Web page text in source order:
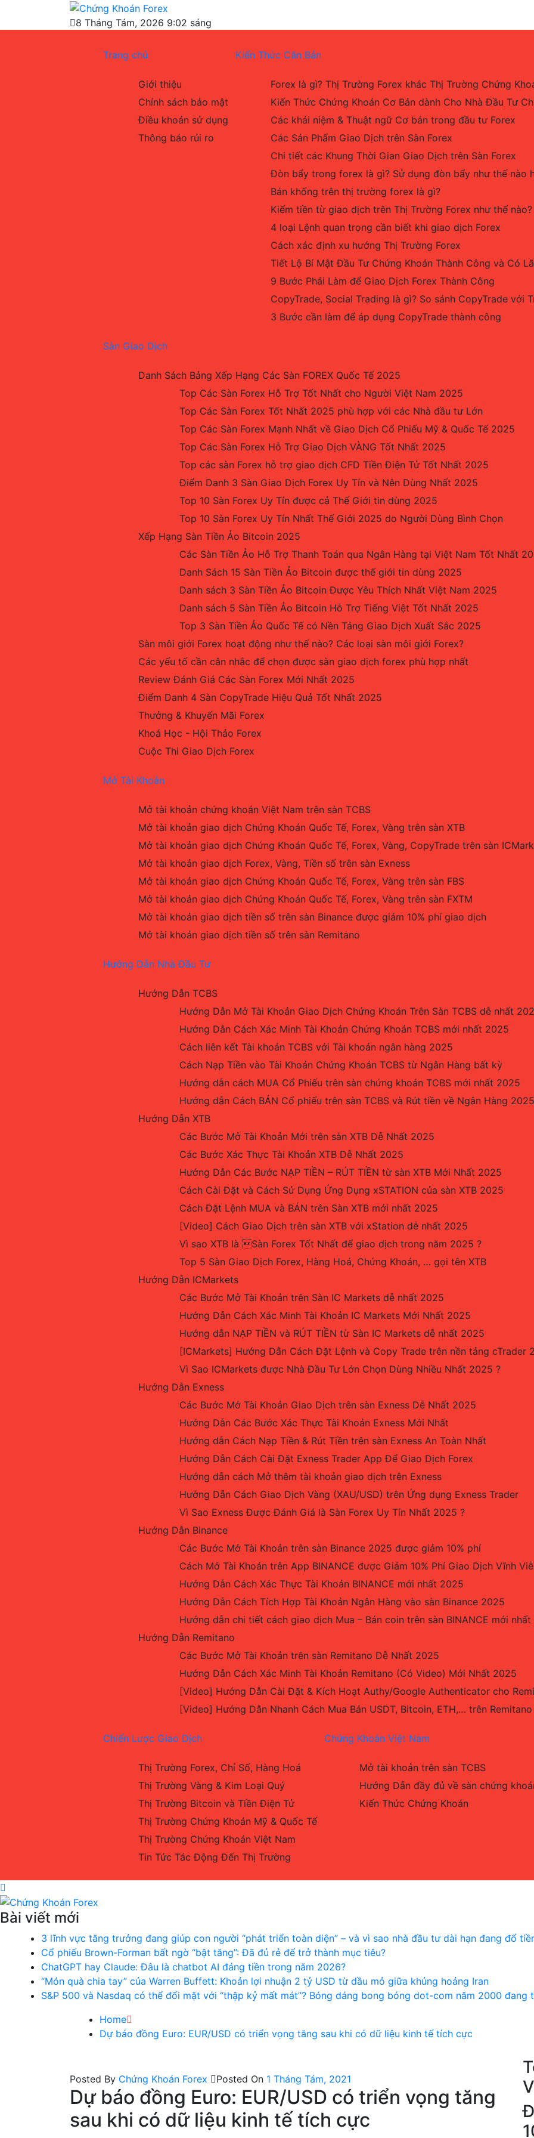
Chứng Khoán
Forex
Blog chia sẻ về Chứng Khoán và Forex
8 Tháng Tám, 2026 9:02 sáng
Trang chủ
Giới thiệu
Chính sách bảo mật
Điều khoản sử dụng
Thông báo rủi ro
Kiến Thức Căn Bản
Forex là gì? Thị Trường Forex khác Thị Trường Chứng
Kiến Thức Chứng Khoán Cơ Bản dành Cho Nhà Đầu Tư
Các khái niệm & Thuật ngữ Cơ bản trong đầu tư Forex
Các Sản Phẩm Giao Dịch trên Sàn Forex
Chi tiết các Khung Thời Gian Giao Dịch trên Sàn Forex
Đòn bẩy trong forex là gì? Sử dụng đòn bẩy như thế nào
Bán khống trên thị trường forex là gì?
Kiếm tiền từ giao dịch trên Thị Trường Forex như thế nào?
4 loại Lệnh quan trọng cần biết khi giao dịch Forex
Cách xác định xu hướng Thị Trường Forex
Tiết Lộ Bí Mật Đầu Tư Chứng Khoán Thành Công và Có
9 Bước Phải Làm để Giao Dịch Forex Thành Công
CopyTrade, Social Trading là gì? So sánh CopyTrade với
3 Bước cần làm để áp dụng CopyTrade thành công
Sàn Giao Dịch
Danh Sách Bảng Xếp Hạng Các Sàn FOREX Quốc Tế 2025
Top Các Sàn Forex Hỗ Trợ Tốt Nhất cho Người Việt Nam 2025
Top Các Sàn Forex Tốt Nhất 2025 phù hợp với các Nhà đầu tư Lớn
Top Các Sàn Forex Mạnh Nhất về Giao Dịch Cổ Phiếu Mỹ & Quốc Tế 2025
Top Các Sàn Forex Hỗ Trợ Giao Dịch VÀNG Tốt Nhất 2025
Top các sàn Forex hỗ trợ giao dịch CFD Tiền Điện Tử Tốt Nhất 2025
Điểm Danh 3 Sàn Giao Dịch Forex Uy Tín và Nên Dùng Nhất 2025
Top 10 Sàn Forex Uy Tín được cả Thế Giới tin dùng 2025
Top 10 Sàn Forex Uy Tín Nhất Thế Giới 2025 do Người Dùng Bình Chọn
Xếp Hạng Sàn Tiền Ảo Bitcoin 2025
Các Sàn Tiền Ảo Hỗ Trợ Thanh Toán qua Ngân Hàng tại Việt Nam Tốt Nhất
Danh Sách 15 Sàn Tiền Ảo Bitcoin được thế giới tin dùng 2025
Danh sách 3 Sàn Tiền Ảo Bitcoin Được Yêu Thích Nhất Việt Nam 2025
Danh sách 5 Sàn Tiền Ảo Bitcoin Hỗ Trợ Tiếng Việt Tốt Nhất 2025
Top 3 Sàn Tiền Ảo Quốc Tế có Nền Tảng Giao Dịch Xuất Sắc 2025
Sàn môi giới Forex hoạt động như thế nào? Các loại sàn môi giới Forex?
Các yếu tố cần cân nhắc để chọn được sàn giao dịch forex phù hợp nhất
Review Đánh Giá Các Sàn Forex Mới Nhất 2025
Điểm Danh 4 Sàn CopyTrade Hiệu Quả Tốt Nhất 2025
Thưởng & Khuyến Mãi Forex
Khoá Học - Hội Thảo Forex
Cuộc Thi Giao Dịch Forex
Mở Tài Khoản
Mở tài khoản chứng khoán Việt Nam trên sàn TCBS
Mở tài khoản giao dịch Chứng Khoán Quốc Tế, Forex, Vàng trên sàn XTB
Mở tài khoản giao dịch Chứng Khoán Quốc Tế, Forex, Vàng, CopyTrade trên sàn
Mở tài khoản giao dịch Forex, Vàng, Tiền số trên sàn Exness
Mở tài khoản giao dịch Chứng Khoán Quốc Tế, Forex, Vàng trên sàn FBS
Mở tài khoản giao dịch Chứng Khoán Quốc Tế, Forex, Vàng trên sàn FXTM
Mở tài khoản giao dịch tiền số trên sàn Binance được giảm 10% phí giao dịch
Mở tài khoản giao dịch tiền số trên sàn Remitano
Hướng Dẫn Nhà Đầu Tư
Hướng Dẫn TCBS
Hướng Dẫn Mở Tài Khoản Giao Dịch Chứng Khoán Trên Sàn TCBS dễ nhất
Hướng Dẫn Cách Xác Minh Tài Khoản Chứng Khoán TCBS mới nhất 2025
Cách liên kết Tài khoản TCBS với Tài khoản ngân hàng 2025
Cách Nạp Tiền vào Tài Khoản Chứng Khoán TCBS từ Ngân Hàng bất kỳ
Hướng dẫn cách MUA Cổ Phiếu trên sàn chứng khoán TCBS mới nhất 2025
Hướng dẫn Cách BÁN Cổ phiếu trên sàn TCBS và Rút tiền về Ngân Hàng 2025
Hướng Dẫn XTB
Các Bước Mở Tài Khoản Mới trên sàn XTB Dễ Nhất 2025
Các Bước Xác Thực Tài Khoản XTB Dễ Nhất 2025
Hướng Dẫn Các Bước NẠP TIỀN – RÚT TIỀN từ sàn XTB Mới Nhất 2025
Cách Cài Đặt và Cách Sử Dụng Ứng Dụng xSTATION của sàn XTB 2025
Cách Đặt Lệnh MUA và BÁN trên Sàn XTB mới nhất 2025
[Video] Cách Giao Dịch trên sàn XTB với xStation dễ nhất 2025
Vì sao XTB là Sàn Forex Tốt Nhất để giao dịch trong năm 2025 ?
Top 5 Sàn Giao Dịch Forex, Hàng Hoá, Chứng Khoán, … gọi tên XTB
Hướng Dẫn ICMarkets
Các Bước Mở Tài Khoản trên Sàn IC Markets dễ nhất 2025
Hướng Dẫn Cách Xác Minh Tài Khoản IC Markets Mới Nhất 2025
Hướng dẫn NẠP TIỀN và RÚT TIỀN từ Sàn IC Markets dễ nhất 2025
[ICMarkets] Hướng Dẫn Cách Đặt Lệnh và Copy Trade trên nền tảng cTrader
Vì Sao ICMarkets được Nhà Đầu Tư Lớn Chọn Dùng Nhiều Nhất 2025 ?
Hướng Dẫn Exness
Các Bước Mở Tài Khoản Giao Dịch trên sàn Exness Dễ Nhất 2025
Hướng Dẫn Các Bước Xác Thực Tài Khoản Exness Mới Nhất
Hướng dẫn Cách Nạp Tiền & Rút Tiền trên sàn Exness An Toàn Nhất
Hướng Dẫn Cách Cài Đặt Exness Trader App Để Giao Dịch Forex
Hướng dẫn cách Mở thêm tài khoản giao dịch trên Exness
Hướng Dẫn Cách Giao Dịch Vàng (XAU/USD) trên Ứng dụng Exness Trader
Vì Sao Exness Được Đánh Giá là Sàn Forex Uy Tín Nhất 2025 ?
Hướng Dẫn Binance
Các Bước Mở Tài Khoản trên sàn Binance 2025 được giảm 10% phí
Cách Mở Tài Khoản trên App BINANCE được Giảm 10% Phí Giao Dịch Vĩnh
Hướng Dẫn Cách Xác Thực Tài Khoản BINANCE mới nhất 2025
Hướng Dẫn Cách Tích Hợp Tài Khoản Ngân Hàng vào sàn Binance 2025
Hướng dẫn chi tiết cách giao dịch Mua – Bán coin trên sàn BINANCE mới
Hướng Dẫn Remitano
Các Bước Mở Tài Khoản trên sàn Remitano Dễ Nhất 2025
Hướng Dẫn Cách Xác Minh Tài Khoản Remitano (Có Video) Mới Nhất 2025
[Video] Hướng Dẫn Cài Đặt & Kích Hoạt Authy/Google Authenticator cho
[Video] Hướng Dẫn Nhanh Cách Mua Bán USDT, Bitcoin, ETH,… trên
Chiến Lược Giao Dịch
Thị Trường Forex, Chỉ Số, Hàng Hoá
Thị Trường Vàng & Kim Loại Quý
Thị Trường Bitcoin và Tiền Điện Tử
Thị Trường Chứng Khoán Mỹ & Quốc Tế
Thị Trường Chứng Khoán Việt Nam
Tin Tức Tác Động Đến Thị Trường
Chứng Khoán Việt Nam
Mở tài khoản trên sàn TCBS
Hướng Dẫn đầy đủ về sàn chứng
Kiến Thức Chứng Khoán
Chứng Khoán Forex
Blog chia sẻ về Chứng Khoán và Forex
Bài viết mới
3 lĩnh vực tăng trưởng đang giúp con người “phát triển toàn diện” – và vì sao nhà đầu tư dài hạn đang đổ
Cổ phiếu Brown-Forman bất ngờ “bật tăng”: Đã đủ rẻ để trở thành mục tiêu?
ChatGPT hay Claude: Đâu là chatbot AI đáng tiền trong năm 2026?
“Món quà chia tay” của Warren Buffett: Khoản lợi nhuận 2 tỷ USD từ dầu mỏ giữa khủng hoảng Iran
S&P 500 và Nasdaq có thể đối mặt với “thập kỷ mất mát”? Bóng dáng bong bóng dot-com năm 2000 đang
Home
Dự báo đồng Euro: EUR/USD có triển vọng tăng sau khi có dữ liệu kinh tế tích cực
Posted By Chứng Khoán Forex Posted On 1 Tháng Tám, 2021
Dự báo đồng Euro: EUR/USD có triển vọng tăng
sau khi có dữ liệu kinh tế tích cực